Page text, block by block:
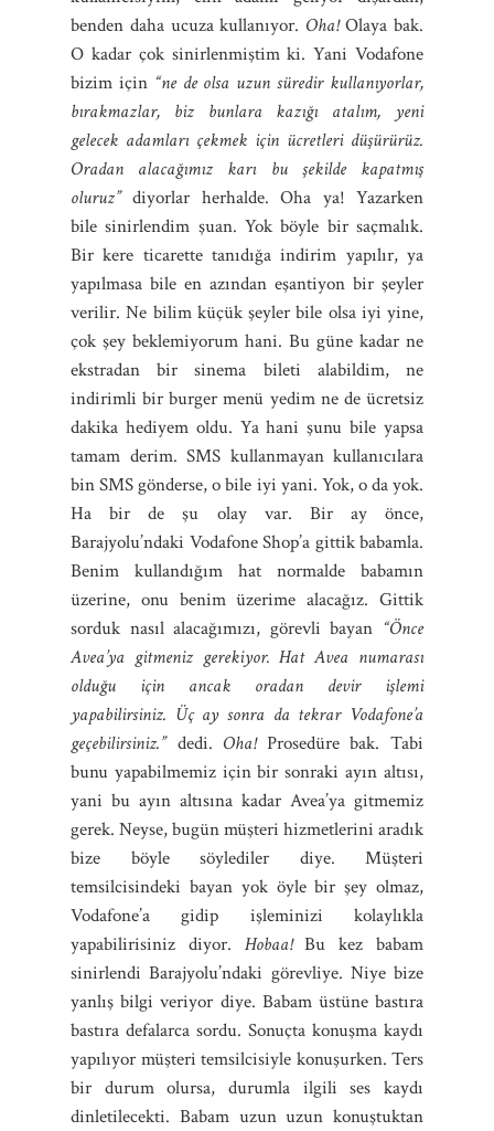
benden daha ucuza kullanıyor. Oha!Olaya bak.
O kadar çok sinirlenmiştim ki. Yani Vodafone
bizim için “ne de olsa uzun süredir kullanıyorlar,
bırakmazlar, biz bunlara kazığı atalım, yeni
gelecek adamları çekmek için ücretleri düşürürüz.
Oradan alacağımız karı bu şekilde kapatmış
oluruz”diyorlar herhalde. Oha ya! Yazarken
bile sinirlendim şuan. Yok böyle bir saçmalık.
Bir kere ticarette tanıdığa indirim yapılır, ya
yapılmasa bile en azından eşantiyon bir şeyler
verilir. Ne bilim küçük şeyler bile olsa iyi yine,
çok şey beklemiyorum hani. Bu güne kadar ne
ekstradan bir sinema bileti alabildim, ne
indirimli bir burger menü yedim ne de ücretsiz
dakika hediyem oldu. Ya hani şunu bile yapsa
tamam derim. SMS kullanmayan kullanıcılara
bin SMS gönderse, o bile iyi yani. Yok, o da yok.
Ha bir de şu olay var. Bir ay önce,
Barajyolu’ndaki Vodafone Shop’a gittik babamla.
Benim kullandığım hat normalde babamın
üzerine, onu benim üzerime alacağız. Gittik
sorduk nasıl alacağımızı, görevli bayan “Önce
Avea’ya gitmeniz gerekiyor. Hat Avea numarası
olduğu için ancak oradan devir işlemi
yapabilirsiniz. Üç ay sonra da tekrar Vodafone’a
geçebilirsiniz.”dedi. Oha!Prosedüre bak. Tabi
bunu yapabilmemiz için bir sonraki ayın altısı,
yani bu ayın altısına kadar Avea’ya gitmemiz
gerek. Neyse, bugün müşteri hizmetlerini aradık
bize böyle söylediler diye. Müşteri
temsilcisindeki bayan yok öyle bir şey olmaz,
Vodafone’a gidip işleminizi kolaylıkla
yapabilirisiniz diyor. Hobaa!Bu kez babam
sinirlendi Barajyolu’ndaki görevliye. Niye bize
yanlış bilgi veriyor diye. Babam üstüne bastıra
bastıra defalarca sordu. Sonuçta konuşma kaydı
yapılıyor müşteri temsilcisiyle konuşurken. Ters
bir durum olursa, durumla ilgili ses kaydı
dinletilecekti. Babam uzun uzun konuştuktan